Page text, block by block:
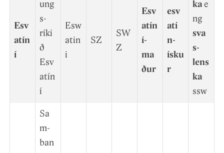
Esv
atín
í
ung
s­
ríki
ð
Esv
atín
í
Esw
atin
i
SZ
SW
Z
Esv
atín
í­
ma
ður
esv
atí
n­
ísku
r
ka e
ng
sva
s­
lens
ka
ssw
Sa
m­
ban